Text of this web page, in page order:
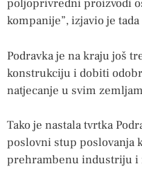
poljoprivredni proizvodi
kompanije”, izjavio je
Podravka je na kraju još
konstrukciju i dobiti
natjecanje u svim
Tako je nastala tvrtka
poslovni stup poslovanja
prehrambenu industriju i